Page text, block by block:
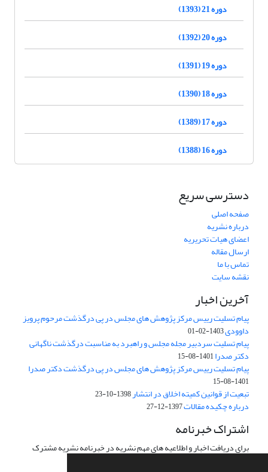
دوره 21 (1393)
دوره 20 (1392)
دوره 19 (1391)
دوره 18 (1390)
دوره 17 (1389)
دوره 16 (1388)
دسترسی سریع
صفحه اصلی
درباره نشریه
اعضای هیات تحریریه
ارسال مقاله
تماس با ما
نقشه سایت
آخرین اخبار
پیام تسلیت رییس مرکز پژوهش های مجلس در پی درگذشت مرحوم پرویز
داوودی1403-02-01
پیام تسلیت سردبیر مجله مجلس و راهبرد به مناسبت درگذشت ناگهانی
دکتر صدرا1401-08-15
پیام تسلیت رییس مرکز پژوهش های مجلس در پی درگذشت دکتر صدرا
1401-08-15
تبعیت از قوانین کمیته اخلاق در انتشار1398-10-23
درباره چکیده مقالات1397-12-27
اشتراک خبرنامه
برای دریافت اخبار و اطلاعیه های مهم نشریه در خبرنامه نشریه مشترک